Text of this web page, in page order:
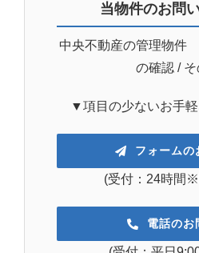
当物件のお問
中央不動産の管理物件
の確認 /
▼項目の少ないお手
フォームの
(受付：24時間
電話のお